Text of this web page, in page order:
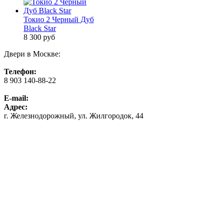
Токио 2 Черный Дуб
Black Star
8 300 руб
Двери в Москве:
Телефон:
8 903 140-88-22
E-mail:
Адрес:
г. Железнодорожный, ул. Жилгородок, 44